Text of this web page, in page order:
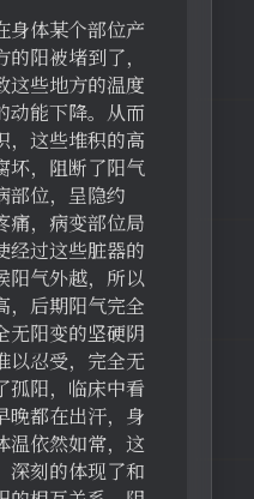
身体某个部位产
阳被堵到了，
这些地方的温度
动能下降。从而
，这些堆积的高
坏，阻断了阳气
部位，呈隐约
痛，病变部位局
经过这些脏器的
阳气外越，所以
，后期阳气完全
无阳变的坚硬阴
以忍受，完全无
孤阳，临床中看
晚都在出汗，身
温依然如常，这
深刻的体现了和